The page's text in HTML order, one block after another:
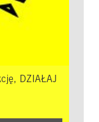
DZIAŁAJ